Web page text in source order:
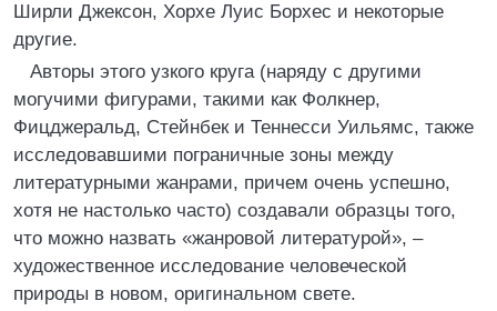
Ширли Джексон, Хорхе Луис Борхес и некоторые
другие.
Авторы этого узкого круга (наряду с другими
могучими фигурами, такими как Фолкнер,
Фицджеральд, Стейнбек и Теннесси Уильямс, также
исследовавшими пограничные зоны между
литературными жанрами, причем очень успешно,
хотя не настолько часто) создавали образцы того,
что можно назвать «жанровой литературой», –
художественное исследование человеческой
природы в новом, оригинальном свете.